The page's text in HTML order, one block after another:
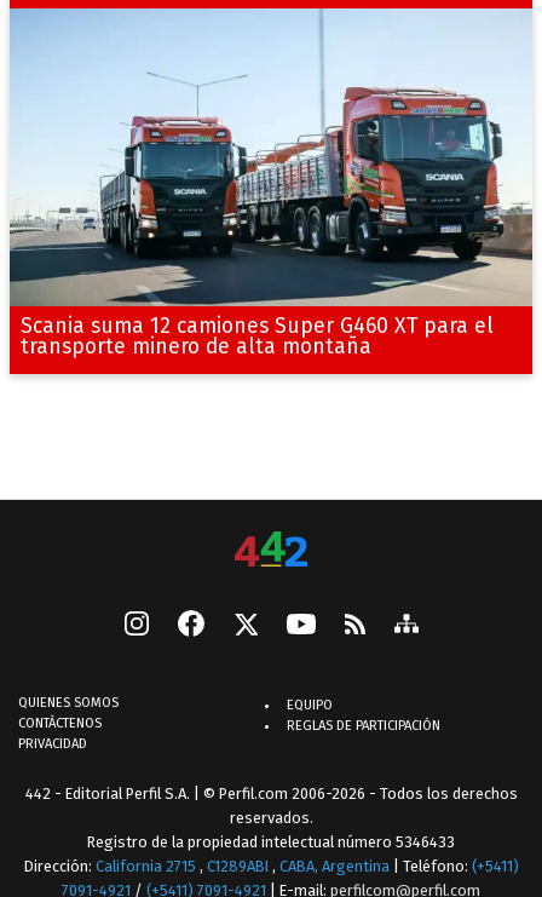
Scania suma 12 camiones Super G460 XT para el
transporte minero de alta montaña
QUIENES SOMOS
CONTÁCTENOS
PRIVACIDAD
EQUIPO
REGLAS DE PARTICIPACIÓN
442 - Editorial Perfil S.A. | © Perfil.com 2006-2026 - Todos los derechos
reservados.
Registro de la propiedad intelectual número 5346433
Dirección: California 2715 , C1289ABI , CABA, Argentina | Teléfono: (+5411)
7091-4921 / (+5411) 7091-4921 | E-mail: perfilcom@perfil.com